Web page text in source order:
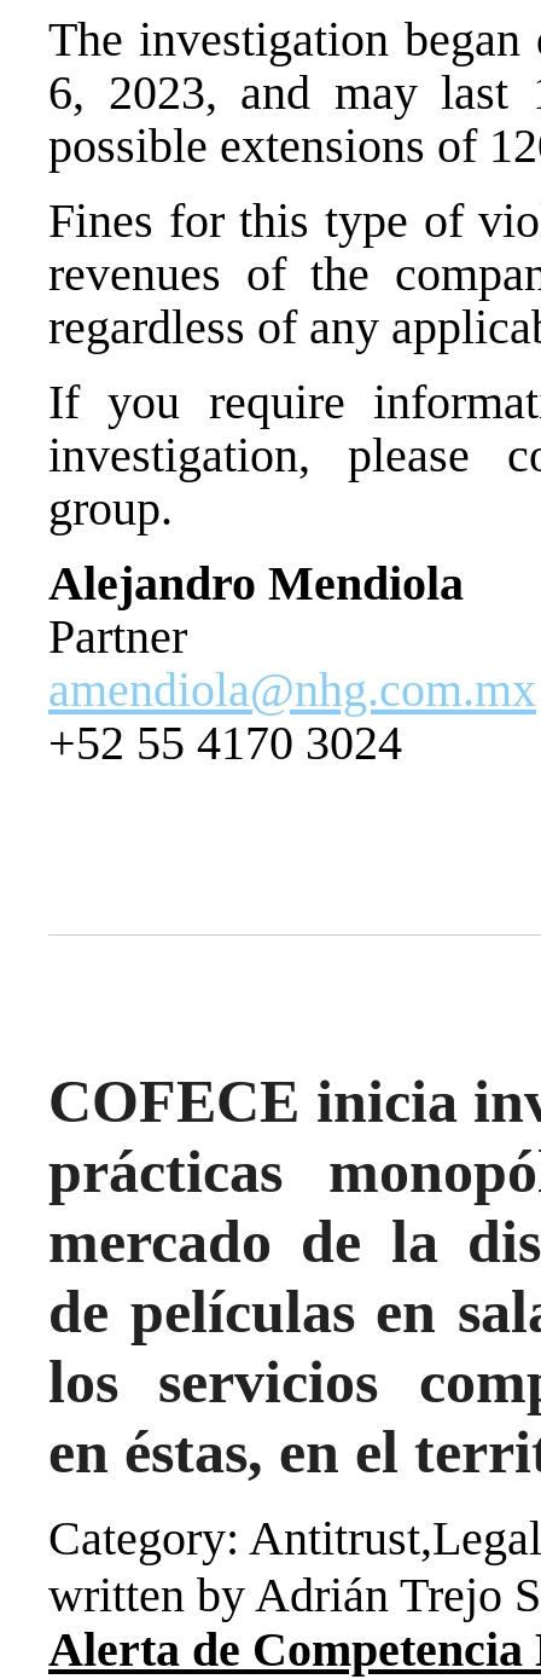
The investigation
6, 2023, and may last
possible extensions of
Fines for this type of
revenues of the
regardless of any
If you require
investigation, please
group.
Alejandro Mendiola
Partner
amendiola@nhg.com.mx
+52 55 4170 3024
COFECE inicia
prácticas
mercado de la
de películas en
los servicios
en éstas, en el
Category:
written by Adrián Trejo
Alerta de Competencia